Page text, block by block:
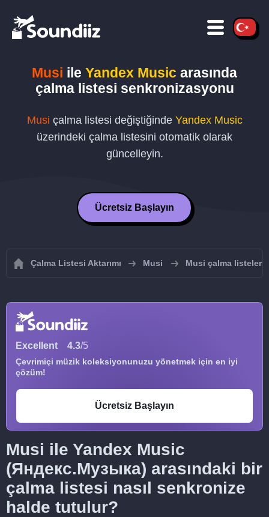
Musi ile Yandex Music arasında
çalma listesi senkronizasyonu
Musi çalma listesi değiştiğinde Yandex Music
üzerindeki çalma listesini otomatik olarak
güncelleyin.
Ücretsiz Başlayın
Çalma Listesi Aktarımı Musi Musi çalma
Excellent 4.3/5
Çevrimiçi müzik koleksiyonunuzu yönetmek için en iyi
çözüm!
Ücretsiz Başlayın
Musi ile Yandex Music
(Яндекс.Музыка) arasındaki bir
çalma listesi nasıl senkronize
halde tutulur?